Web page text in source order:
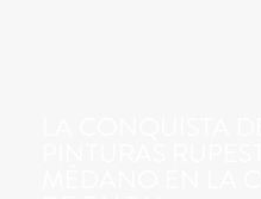
LA CONQUISTA